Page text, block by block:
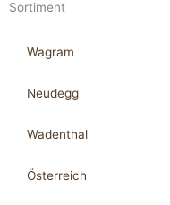
Sortiment
Wagram
Neudegg
Wadenthal
Österreich